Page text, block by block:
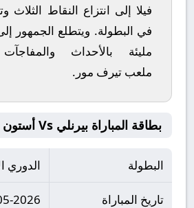
فيلا إلى انتزاع النقاط الثلاث
في البطولة. ويتطلع الجمهور
مليئة بالأحداث
ملعب تيرف مور .
بطاقة المباراة بيرنلي Vs أستون فيلا
البطولة الدوري
تاريخ المباراة 2026